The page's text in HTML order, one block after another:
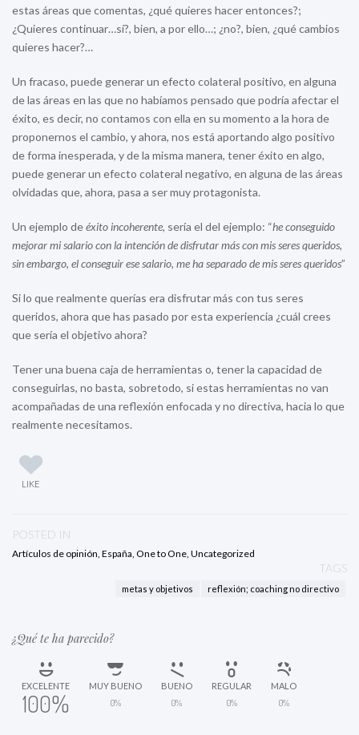
estas áreas que comentas, ¿qué quieres hacer entonces?;
¿Quieres continuar…sí?, bien, a por ello…; ¿no?, bien, ¿qué cambios
quieres hacer?…
Un fracaso, puede generar un efecto colateral positivo, en alguna
de las áreas en las que no habíamos pensado que podría afectar el
éxito, es decir, no contamos con ella en su momento a la hora de
proponernos el cambio, y ahora, nos está aportando algo positivo
de forma inesperada, y de la misma manera, tener éxito en algo,
puede generar un efecto colateral negativo, en alguna de las áreas
olvidadas que, ahora, pasa a ser muy protagonista.
Un ejemplo deéxito incoherente, sería el del ejemplo: “he conseguido
mejorar mi salario con la intención de disfrutar más con mis seres queridos,
sin embargo, el conseguir ese salario, me ha separado de mis seres queridos”
Si lo que realmente querías era disfrutar más con tus seres
queridos, ahora que has pasado por esta experiencia ¿cuál crees
que sería el objetivo ahora?
Tener una buena caja de herramientas o, tener la capacidad de
conseguirlas, no basta, sobretodo, si estas herramientas no van
acompañadas de una reflexión enfocada y no directiva, hacia lo que
realmente necesitamos.
LIKE
POSTED IN
Artículos de opinión, España, One to One, Uncategorized
TAGS
metas y objetivos reflexión; coaching no directivo
¿Qué te ha parecido?
EXCELENTE
100%
MUY BUENO
0%
BUENO
0%
REGULAR
0%
MALO
0%